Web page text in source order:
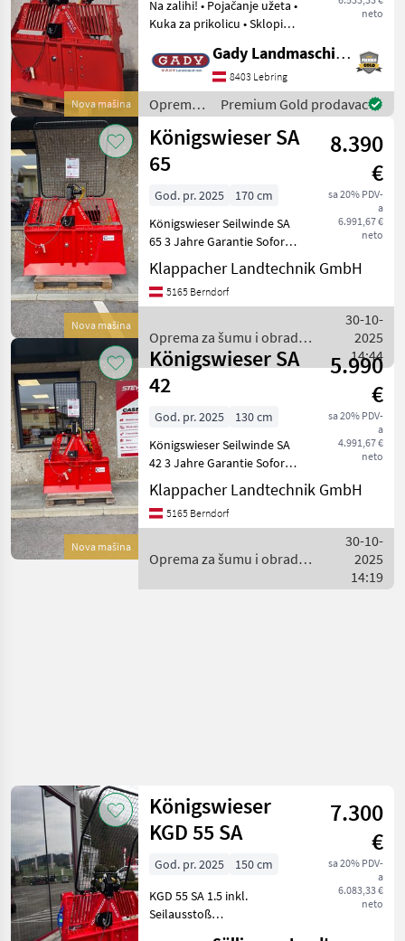
Nova mašina
neto
Na zalihi! • Pojačanje užeta •
Kuka za prikolicu • Sklopivi
ploča • Držač za motornu
pilu/sop • Uže visoke
gustoće (GW) 70 m / 10 mm
• Vodi
Gady Landmaschinen GmbH
8403 Lebring
Oprema
za šumu i
obradu
drveta /
Königswieser
Premium Gold prodavac
Nova mašina
Königswieser SA
65
8.390
€
sa 20% PDV-
a
6.991,67 €
neto
God. pr. 2025
170 cm
Königswieser Seilwinde SA
65 3 Jahre Garantie Sofort
verfügbar!!! Ausstattung
Terra Funk 2 Würgeketten
7×2000 (blau) 80m Stahlseil
Klappacher Landtechnik GmbH
5165 Berndorf
Oprema za šumu i obradu
drveta / Königswieser
30-10-
2025
14:44
Nova mašina
Königswieser SA
42
5.990
€
sa 20% PDV-
a
4.991,67 €
neto
God. pr. 2025
130 cm
Königswieser Seilwinde SA
42 3 Jahre Garantie Sofort
verfügbar!!! Ausstattung
Funkanlage KGF 101-HLT: 2
Würgeketten 7×2000 (rot)
Klappacher Landtechnik GmbH
5165 Berndorf
Oprema za šumu i obradu
30-10-
2025
14:19
Königswieser
KGD 55 SA
7.300
€
sa 20% PDV-
a
6.083,33 €
neto
God. pr. 2025
150 cm
KGD 55 SA 1.5 inkl.
Seilausstoß